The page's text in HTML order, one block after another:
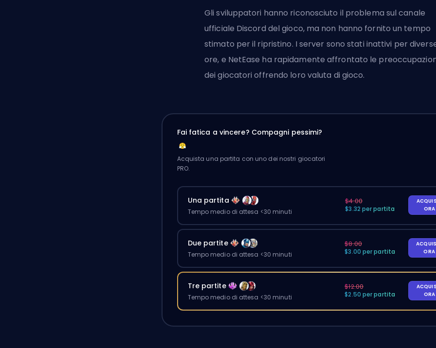
Gli sviluppatori hanno riconosciuto il problema sul canale
ufficiale Discord del gioco, ma non hanno fornito un tempo
stimato per il ripristino. I server sono stati inattivi per
ore, e NetEase ha rapidamente affrontato le
dei giocatori offrendo loro valuta di gioco.
Fai fatica a vincere? Compagni pessimi?
Acquista una partita con uno dei nostri giocatori
PRO.
Una partita
Tempo medio di attesa <30 minuti
$4.00
$3.32 per partita
ORA
Due partite
Tempo medio di attesa <30 minuti
$8.00
$3.00 per partita
ORA
Tre partite
Tempo medio di attesa <30 minuti
$12.00
$2.50 per partita
ORA